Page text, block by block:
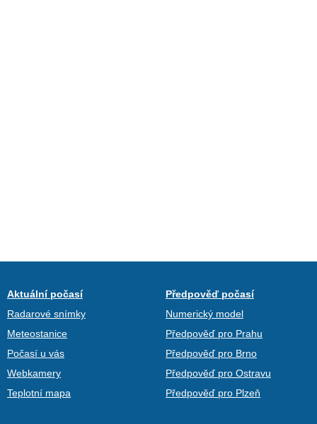
Aktuální počasí
Radarové snímky
Meteostanice
Počasí u vás
Webkamery
Teplotní mapa
Předpověď počasí
Numerický model
Předpověď pro Prahu
Předpověď pro Brno
Předpověď pro Ostravu
Předpověď pro Plzeň